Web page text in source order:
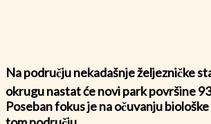
Na području nekadašnje željezničke
okrugu nastat će novi park površine
Poseban fokus je na očuvanju